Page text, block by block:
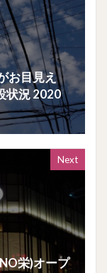
お目見え
状況 2020
Next
栄)オープ